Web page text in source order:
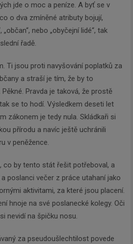
jde o moc a peníze. A byť se v
o dva zmíněné atributy bojují,
nebo „obyčejní lidé“, tak
řadě.
Ti jsou proti navyšování poplatků za
a straší je tím, že by to
Pravda je taková, že prostě
se to hodí. Výsledkem deseti let
zákonem je tedy nula. Skládkaři si
přírodu a navíc ještě uchránili
v peněžence.
co by tento stát řešit potřeboval, a
poslanci večer z práce utahaní jako
aktivitami, za které jsou placení.
hnoje na své poslanecké kolegy. Oči
nevidí na špičku nosu.
za pseudoušlechtilost povede